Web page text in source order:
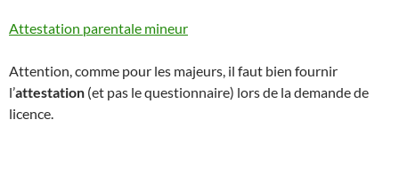
Attestation parentale mineur
Attention, comme pour les majeurs, il faut bien fournir
l’attestation (et pas le questionnaire) lors de la demande de
licence.